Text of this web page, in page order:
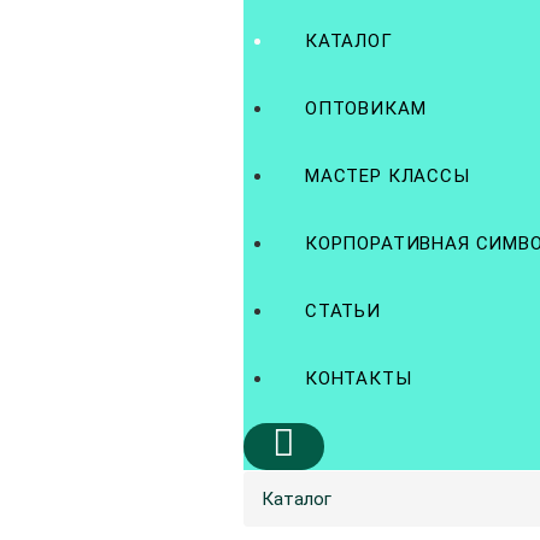
КАТАЛОГ
ОПТОВИКАМ
МАСТЕР КЛАССЫ
КОРПОРАТИВНАЯ
СТАТЬИ
КОНТАКТЫ
Каталог